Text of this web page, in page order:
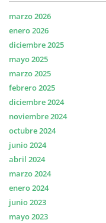
marzo 2026
enero 2026
diciembre 2025
mayo 2025
marzo 2025
febrero 2025
diciembre 2024
noviembre 2024
octubre 2024
junio 2024
abril 2024
marzo 2024
enero 2024
junio 2023
mayo 2023